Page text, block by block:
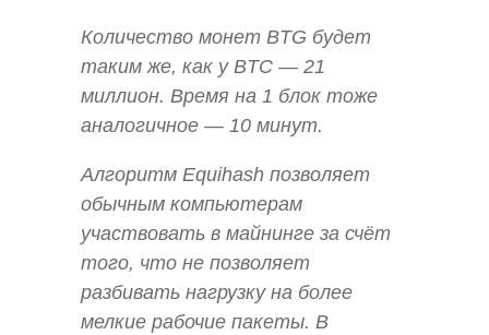
Количество монет BTG будет
таким же, как у BTC — 21
миллион. Время на 1 блок тоже
аналогичное — 10 минут.
Алгоритм Equihash позволяет
обычным компьютерам
участвовать в майнинге за счёт
того, что не позволяет
разбивать нагрузку на более
мелкие рабочие пакеты. В